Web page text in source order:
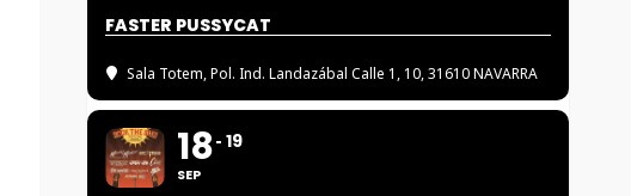
FASTER PUSSYCAT
Sala Totem, Pol. Ind. Landazábal Calle 1, 10, 31610 NAVARRA
18
SEP
19